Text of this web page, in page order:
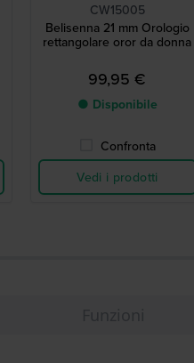
CW15005
Belisenna 21 mm Orologio
rettangolare oror da donna
99,95 €
● Disponibile
Confronta
Vedi i prodotti